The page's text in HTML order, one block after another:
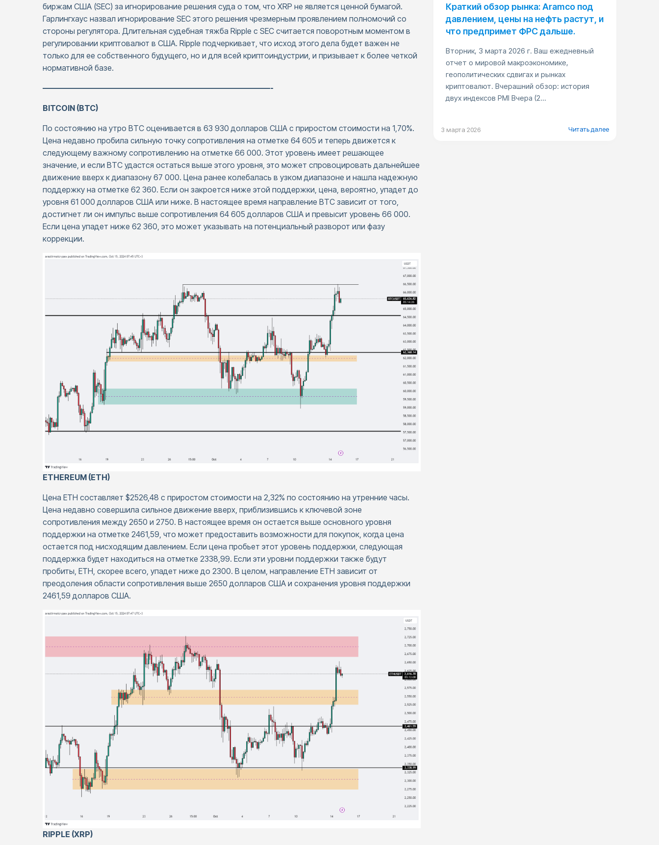
биржам США (SEC) за игнорирование решения суда о том, что XRP не является ценной бумагой.
Гарлингхаус назвал игнорирование SEC этого решения чрезмерным проявлением полномочий со
стороны регулятора. Длительная судебная тяжба Ripple с SEC считается поворотным моментом в
регулировании криптовалют в США. Ripple подчеркивает, что исход этого дела будет важен не
только для ее собственного будущего, но и для всей криптоиндустрии, и призывает к более четкой
нормативной базе.
—————————————————————————————-
BITCOIN (BTC)
По состоянию на утро BTC оценивается в 63 930 долларов США с приростом стоимости на 1,70%.
Цена недавно пробила сильную точку сопротивления на отметке 64 605 и теперь движется к
следующему важному сопротивлению на отметке 66 000. Этот уровень имеет решающее
значение, и если BTC удастся остаться выше этого уровня, это может спровоцировать дальнейшее
движение вверх к диапазону 67 000. Цена ранее колебалась в узком диапазоне и нашла надежную
поддержку на отметке 62 360. Если он закроется ниже этой поддержки, цена, вероятно, упадет до
уровня 61 000 долларов США или ниже. В настоящее время направление BTC зависит от того,
достигнет ли он импульс выше сопротивления 64 605 долларов США и превысит уровень 66 000.
Если цена упадет ниже 62 360, это может указывать на потенциальный разворот или фазу
коррекции.
ETHEREUM (ETH)
Цена ETH составляет $2526,48 с приростом стоимости на 2,32% по состоянию на утренние часы.
Цена недавно совершила сильное движение вверх, приблизившись к ключевой зоне
сопротивления между 2650 и 2750. В настоящее время он остается выше основного уровня
поддержки на отметке 2461,59, что может предоставить возможности для покупок, когда цена
остается под нисходящим давлением. Если цена пробьет этот уровень поддержки, следующая
поддержка будет находиться на отметке 2338,99. Если эти уровни поддержки также будут
пробиты, ETH, скорее всего, упадет ниже до 2300. В целом, направление ETH зависит от
преодоления области сопротивления выше 2650 долларов США и сохранения уровня поддержки
2461,59 долларов США.
RIPPLE (XRP)
Краткий обзор рынка: Aramco под
давлением, цены на нефть растут, и
что предпримет ФРС дальше.
Вторник, 3 марта 2026 г. Ваш ежедневный
отчет о мировой макроэкономике,
геополитических сдвигах и рынках
криптовалют. Вчерашний обзор: история
двух индексов PMI Вчера (2...
3 марта 2026 Читать далее